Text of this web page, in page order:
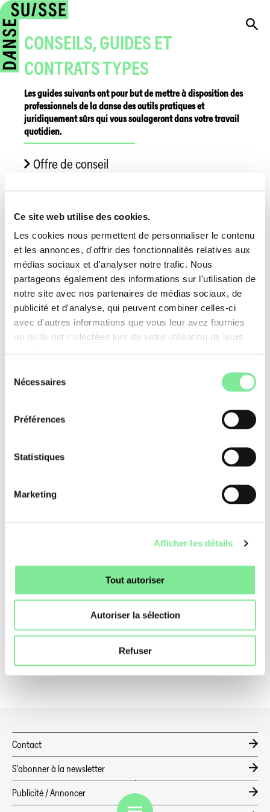
Ce site web utilise des cookies.
Les cookies nous permettent de personnaliser le contenu
et les annonces, d'offrir des fonctionnalités relatives aux
médias sociaux et d'analyser notre trafic. Nous
partageons également des informations sur l'utilisation de
notre site avec nos partenaires de médias sociaux, de
publicité et d'analyse, qui peuvent combiner celles-ci
avec d'autres informations que vous leur avez fournies
ou qu'ils ont collectées lors de votre utilisation de leurs
Nécessaires
Préférences
Statistiques
Marketing
Afficher les détails
Tout autoriser
Autoriser la sélection
Refuser
CONSEILS, GUIDES ET
CONTRATS TYPES
Les guides suivants ont pour but de mettre à disposition des
professionnels de la danse des outils pratiques et
juridiquement sûrs qui vous soulageront dans votre travail
quotidien.
Offre de conseil
Guide du contrat de travail
Guide « Créer et diriger une compagnie
dans le domaine de la scène indépendante
» / Création d'une association
Guide de la diffusion
Contrats types pour les professeurs de
Bonnes pratiques pour les organisateurs et
les acteurs culturels
Contact
S'abonner à la newsletter
Publicité / Annoncer